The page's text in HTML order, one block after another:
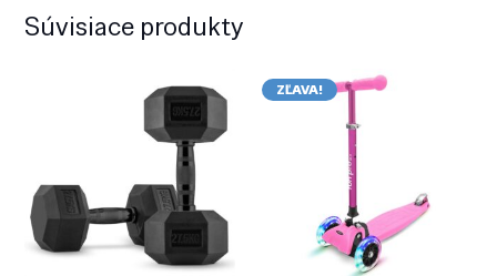
Súvisiace produkty
ZĽAVA!